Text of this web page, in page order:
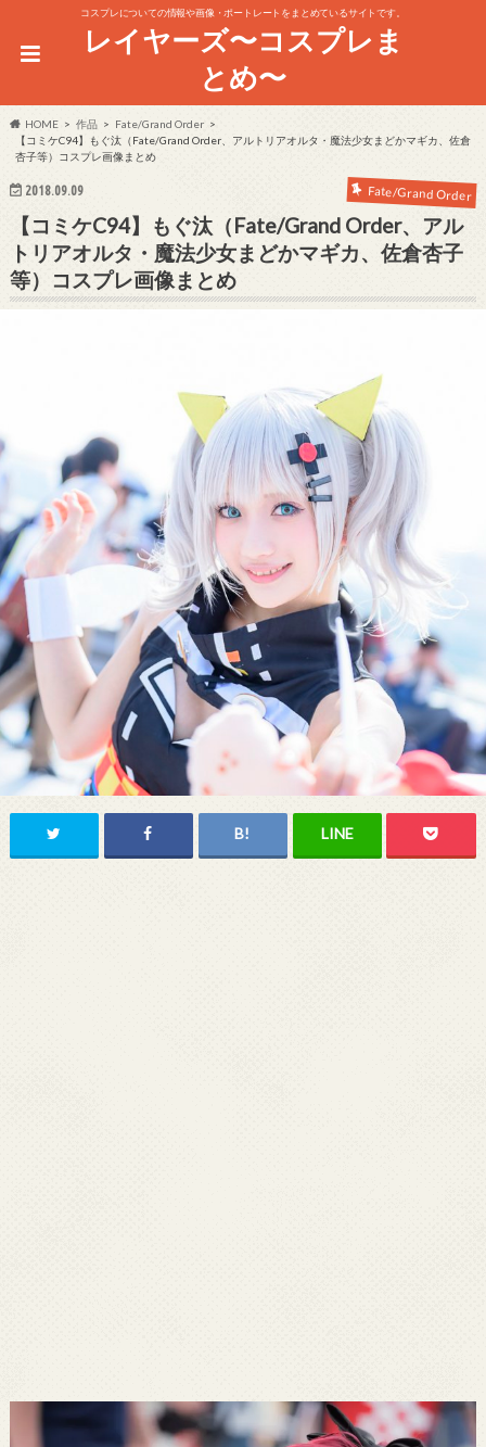
コスプレについての情報や画像・ポートレートをまとめているサイトです。
レイヤーズ〜コスプレま
とめ〜
HOME 作品
Fate/Grand Order
【コミケC94】もぐ汰（Fate/Grand Order、アルトリアオルタ・魔法少女まどかマギカ、佐倉
杏子等）コスプレ画像まとめ
2018.09.09 Fate/Grand Order
【コミケC94】もぐ汰（Fate/Grand Order、アル
トリアオルタ・魔法少女まどかマギカ、佐倉杏子
等）コスプレ画像まとめ